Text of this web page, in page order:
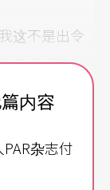
这不是出令
多大人物，
Paul Potts）
感动也挤不
内容
杂志付